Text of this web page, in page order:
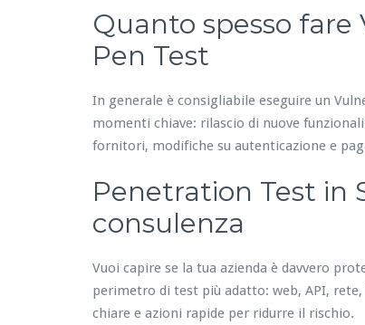
Quanto spesso
Pen Test
In generale è consigliabile eseguire un
momenti chiave: rilascio di nuove
fornitori, modifiche su autenticazione e
Penetration Test in
consulenza
Vuoi capire se la tua azienda è davvero
perimetro di test più adatto: web, API,
chiare e azioni rapide per ridurre il rischio.